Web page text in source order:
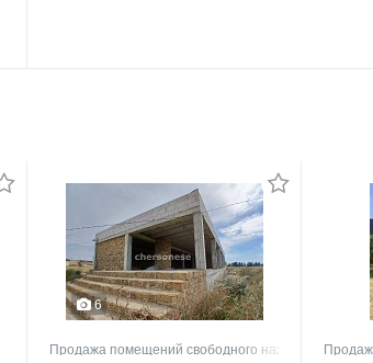
6
Продажа помещений свободного назначения